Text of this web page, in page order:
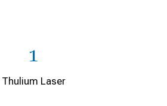
1
Thulium Laser